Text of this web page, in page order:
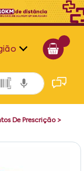
Alagoas
Bahia
De Prescrição>